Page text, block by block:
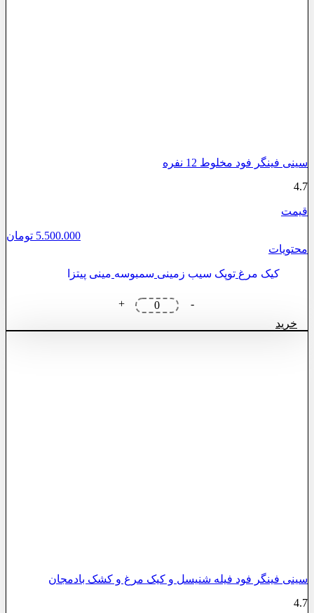
سینی فینگر فود مخلوط 12 نفره
4.7
قیمت
5.500.000 تومان
محتویات
کیک مرغ توپک سیب زمینی سمبوسه مینی پیتزا
-
سینی
فینگر
+
خرید
سینی فینگر فود فیله شنیسل و کیک مرغ و کشک بادمجان
4.7